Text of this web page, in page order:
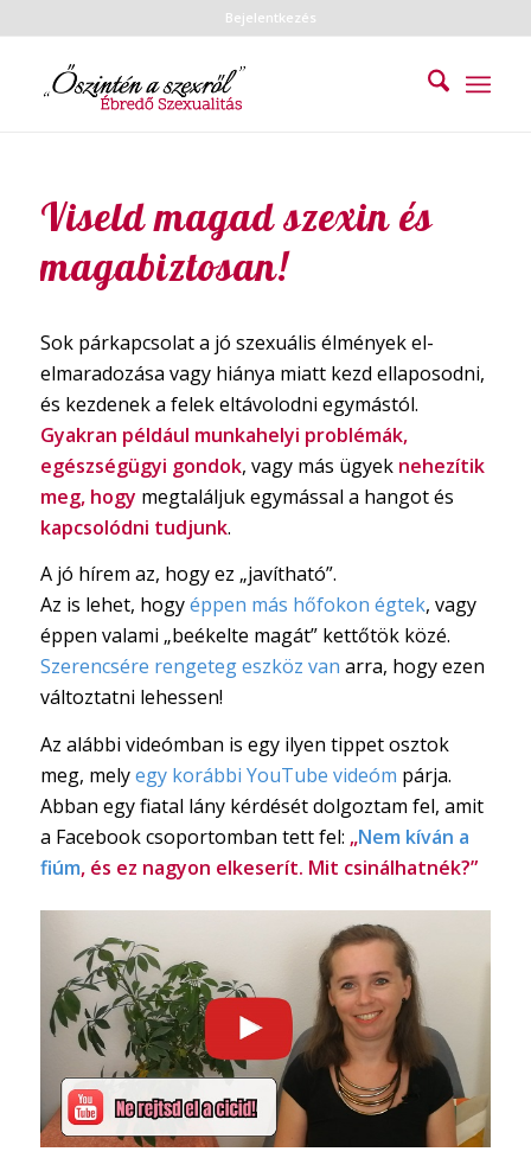
Bejelentkezés
Viseld magad szexin és
magabiztosan!
Sok párkapcsolat a jó szexuális élmények el-
elmaradozása vagy hiánya miatt kezd ellaposodni,
és kezdenek a felek eltávolodni egymástól.
Gyakran például munkahelyi problémák,
egészségügyi gondok, vagy más ügyek nehezítik
meg, hogy megtaláljuk egymással a hangot és
kapcsolódni tudjunk.
A jó hírem az, hogy ez „javítható”.
Az is lehet, hogyéppen más hőfokon égtek, vagy
éppen valami „beékelte magát” kettőtök közé.
Szerencsére rengeteg eszköz van arra, hogy ezen
változtatni lehessen!
Az alábbi videómban is egy ilyen tippet osztok
meg, melyegy korábbi YouTube videóm párja.
Abban egy fiatal lány kérdését dolgoztam fel, amit
a Facebook csoportomban tett fel: „Nem kíván a
fiúm, és ez nagyon elkeserít. Mit csinálhatnék?”